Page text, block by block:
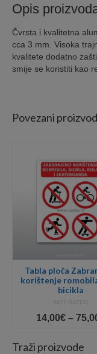
Opis
Čvrsta i kvalitetna
cca 3 mm. Visoka
kvalitete dodatno
smije se koristiti kao
Povezani
Tabla ploča
korištenje
bicikla
NOT RATED
14,00€ –
Traži proizvode